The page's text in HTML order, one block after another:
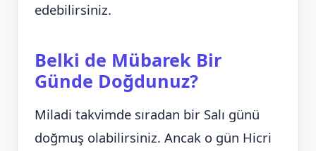
edebilirsiniz.
Belki de Mübarek Bir
Günde Doğdunuz?
Miladi takvimde sıradan bir Salı günü
doğmuş olabilirsiniz. Ancak o gün Hicri